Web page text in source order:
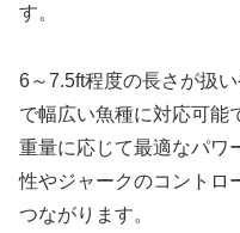
す。
6～7.5ft程度の長さが扱
で幅広い魚種に対応可能
重量に応じて最適なパワ
性やジャークのコントロ
つながります。